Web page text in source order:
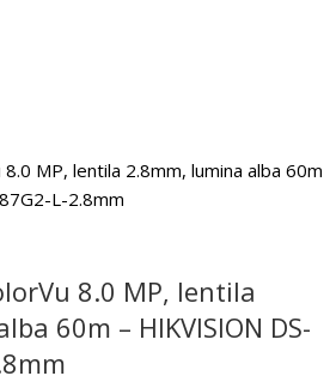
8.0 MP, lentila
60m – HIKVISION DS-